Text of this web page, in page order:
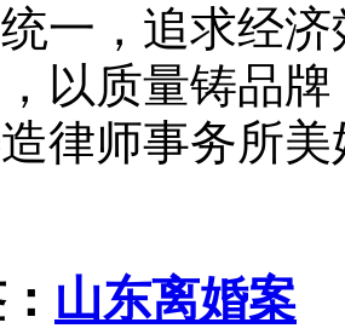
一，追求经
以质量铸品
律师事务所
山东离婚案